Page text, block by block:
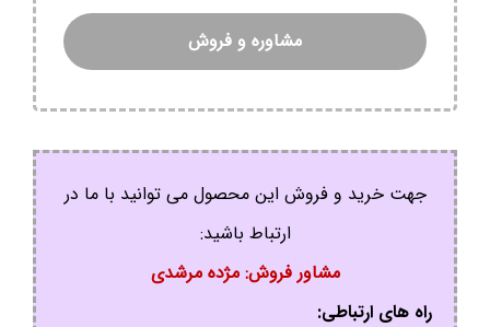
مشاوره و فروش
جهت خرید و فروش این محصول می توانید با ما در
ارتباط باشید:
مشاور فروش: مژده مرشدی
راه های ارتباطی: